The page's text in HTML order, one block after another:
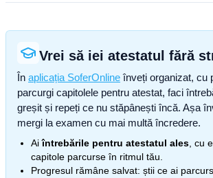
Vrei să iei atestatul fără
În aplicația SoferOnline înveți organizat, cu
parcurgi capitolele pentru atestat, faci
greșit și repeți ce nu stăpânești încă. Așa
mergi la examen cu mai multă încredere.
Aiîntrebările pentru atestatul ales , cu
capitole parcurse în ritmul tău.
Progresul rămâne salvat: știi ce ai